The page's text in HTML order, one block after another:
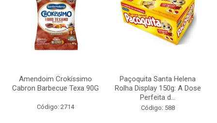
Amendoim Crokíssimo
Cabron Barbecue Texa 90G
Código: 2714
Paçoquita Santa Helena
Rolha Display 150g: A Dose
Perfeita d...
Código: 588